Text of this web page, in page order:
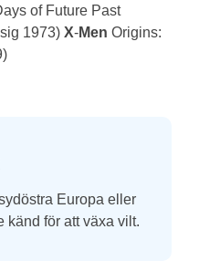
of Future Past
1973) X-Men Origins:
Europa eller
känd för att växa vilt.